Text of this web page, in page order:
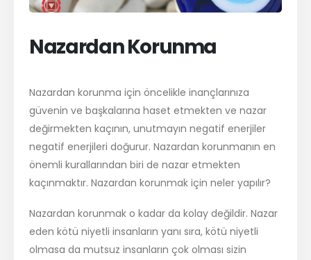
Nazardan Korunma
Nazardan korunma için öncelikle inançlarınıza
güvenin ve başkalarına haset etmekten ve nazar
değirmekten kaçının, unutmayın negatif enerjiler
negatif enerjileri doğurur. Nazardan korunmanın en
önemli kurallarından biri de nazar etmekten
kaçınmaktır. Nazardan korunmak için neler yapılır?
Nazardan korunmak o kadar da kolay değildir. Nazar
eden kötü niyetli insanların yanı sıra, kötü niyetli
olmasa da mutsuz insanların çok olması sizin